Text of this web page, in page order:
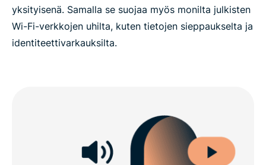
yksityisenä. Samalla se suojaa myös monilta julkisten
Wi-Fi-verkkojen uhilta, kuten tietojen sieppaukselta ja
identiteettivarkauksilta.